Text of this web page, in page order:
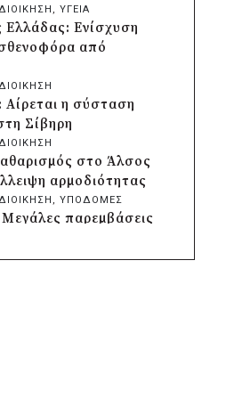
Νέος
και
Καρδίτσας
συμμετείχαν
υποστήριξης
Κρήτης με
και ΙΤΕ για
υποδομές
, ΥΓΕΙΑ
Ελλάδας: Ενίσχυση
από
η σύσταση
Σίβηρη
στο Άλσος
αρμοδιότητας
, ΥΠΟΔΟΜΕΣ
παρεμβάσεις